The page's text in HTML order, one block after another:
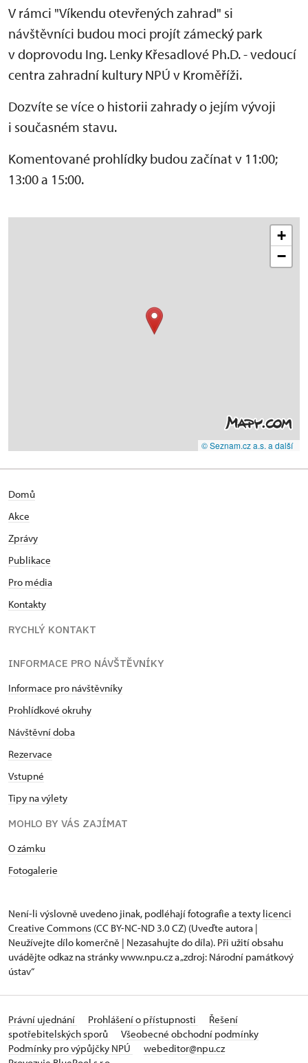
V rámci "Víkendu otevřených zahrad" si
návštěvníci budou moci projít zámecký park
v doprovodu Ing. Lenky Křesadlové Ph.D. - vedoucí
centra zahradní kultury NPÚ v Kroměříži.
Dozvíte se více o historii zahrady o jejím vývoji
i současném stavu.
Komentované prohlídky budou začínat v 11:00;
13:00 a 15:00.
+
−
© Seznam.cz a.s. a další
Domů
Akce
Zprávy
Publikace
Pro média
Kontakty
RYCHLÝ KONTAKT
INFORMACE PRO NÁVŠTĚVNÍKY
Informace pro návštěvníky
Prohlídkové okruhy
Návštěvní doba
Rezervace
Vstupné
Tipy na výlety
MOHLO BY VÁS ZAJÍMAT
O zámku
Fotogalerie
Není-li výslovně uvedeno jinak, podléhají fotografie a texty licenci
Creative Commons (CC BY-NC-ND 3.0 CZ) (Uveďte autora |
Neužívejte dílo komerčně | Nezasahujte do díla). Při užití obsahu
uvádějte odkaz na stránky www.npu.cz a „zdroj: Národní památkový
ústav“
Právní ujednání Prohlášení o přístupnosti
Řešení
spotřebitelských sporů
Všeobecné obchodní podmínky
Podmínky pro výpůjčky NPÚ
webeditor@npu.cz